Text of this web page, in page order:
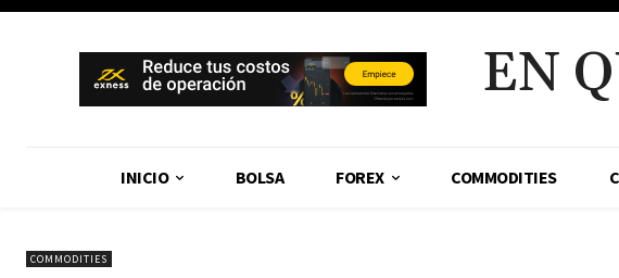
EN
INICIO BOLSA FOREX COMMODITIES
COMMODITIES